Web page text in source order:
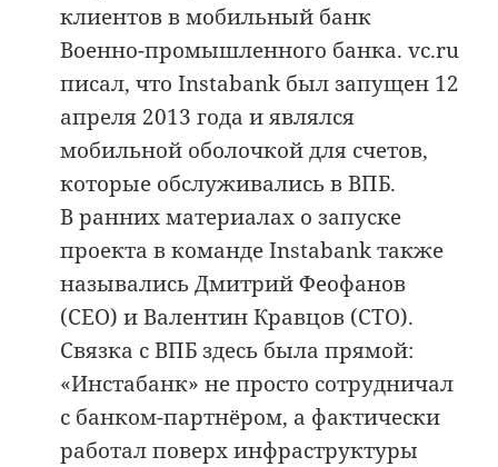
клиентов в мобильный банк
Военно-промышленного банка. vc.ru
писал, что Instabank был запущен 12
апреля 2013 года и являлся
мобильной оболочкой для счетов,
которые обслуживались в ВПБ.
В ранних материалах о запуске
проекта в команде Instabank также
назывались Дмитрий Феофанов
(CEO) и Валентин Кравцов (CTO).
Связка с ВПБ здесь была прямой:
«Инстабанк» не просто сотрудничал
с банком-партнёром, а фактически
работал поверх инфраструктуры